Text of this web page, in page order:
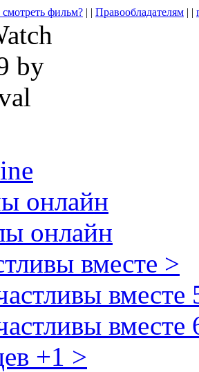
фильм? | | Правообладателям | |
онлайн
онлайн
вместе >
вместе
вместе
+1 >